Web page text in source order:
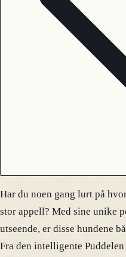
Har du noen gang lurt på
stor appell? Med sine unike
utseende, er disse hundene
Fra den intelligente